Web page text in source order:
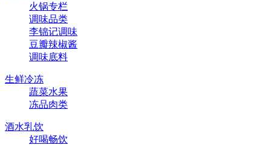
火锅专栏
调味品类
李锦记调味
豆瓣辣椒酱
调味底料
生鲜冷冻
蔬菜水果
冻品肉类
酒水乳饮
好喝畅饮